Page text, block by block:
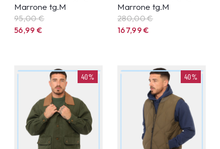
Marrone tg.M
95,00 €
56,99€
Marrone tg.M
280,00 €
167,99€
40% 40%